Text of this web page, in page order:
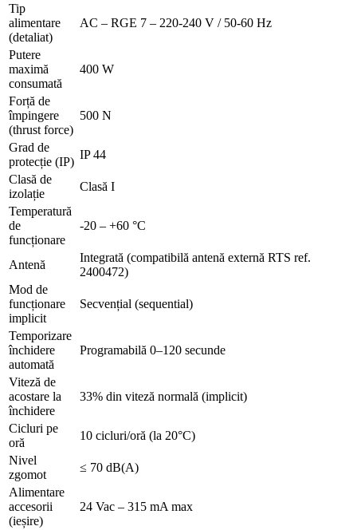
Tip
alimentare
(detaliat)
AC – RGE 7 – 220-240 V / 50-60 Hz
Putere
maximă
consumată
400 W
Forță de
împingere
(thrust force)
500 N
Grad de
protecție (IP)
IP 44
Clasă de
izolație
Clasă I
Temperatură
de
funcționare
-20 – +60 °C
Antenă
Integrată (compatibilă antenă externă RTS ref.
2400472)
Mod de
funcționare
implicit
Secvențial (sequential)
Temporizare
închidere
automată
Programabilă 0–120 secunde
Viteză de
acostare la
închidere
33% din viteză normală (implicit)
Cicluri pe
oră
10 cicluri/oră (la 20°C)
Nivel
zgomot
≤ 70 dB(A)
Alimentare
accesorii
(ieșire)
24 Vac – 315 mA max